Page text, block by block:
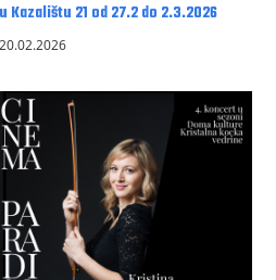
Kazalištu 21 od 27.2 do 2.3.2026
20.02.2026